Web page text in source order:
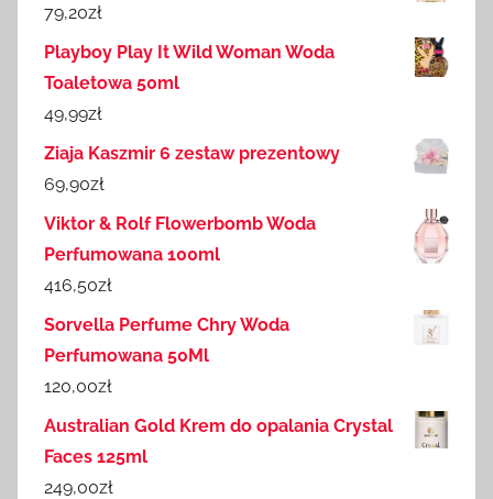
79,20zł
Playboy Play It Wild Woman Woda
Toaletowa 50ml
49,99zł
Ziaja Kaszmir 6 zestaw prezentowy
69,90zł
Viktor & Rolf Flowerbomb Woda
Perfumowana 100ml
416,50zł
Sorvella Perfume Chry Woda
Perfumowana 50Ml
120,00zł
Australian Gold Krem do opalania Crystal
Faces 125ml
249,00zł